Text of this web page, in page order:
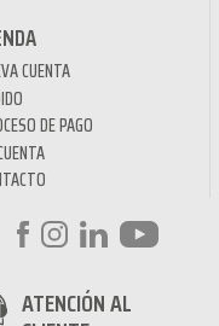
CUENTA
DE PAGO
ATENCIÓN AL